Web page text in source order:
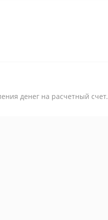
денег на расчетный счет.